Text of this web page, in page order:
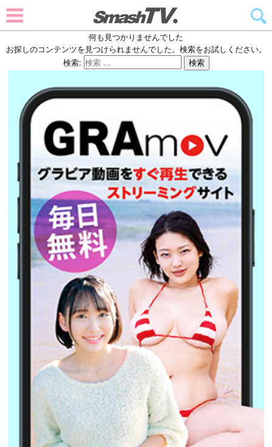
何も見つかりませんでした
お探しのコンテンツを見つけられませんでした。検索をお試しください。
検索:
検索